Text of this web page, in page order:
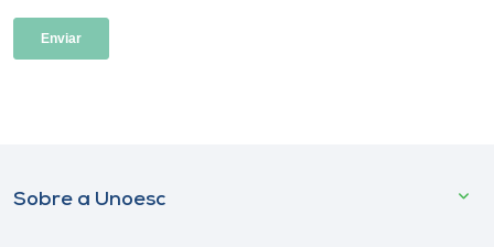
Sobre a Unoesc